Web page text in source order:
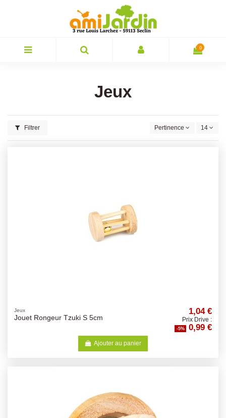
0
Jeux
Filtrer Pertinence 14
Jeux
Jouet Rongeur Tzuki S 5cm
1,04 €
Prix Drive :
-5% 0,99 €
Ajouter au panier